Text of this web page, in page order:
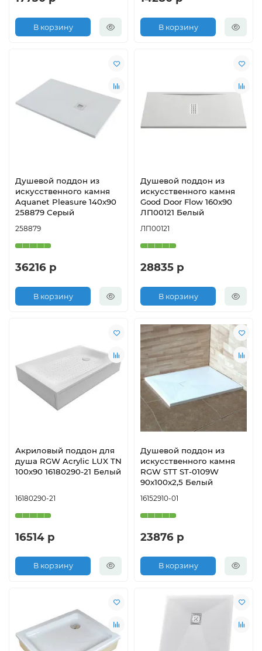
В корзину В корзину
Душевой поддон из
искусственного камня
Aquanet Pleasure 140x90
258879 Серый
258879
36216 р
В корзину
Душевой поддон из
искусственного камня
Good Door Flow 160x90
ЛП00121 Белый
ЛП00121
28835 р
В корзину
Акриловый поддон для
душа RGW Acrylic LUX TN
100x90 16180290-21 Белый
16180290-21
16514 р
В корзину
Душевой поддон из
искусственного камня
RGW STT ST-0109W
90x100x2,5 Белый
16152910-01
23876 р
В корзину